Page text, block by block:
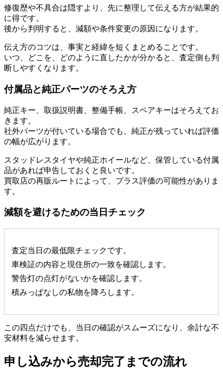
修復歴や不具合は隠すより、先に整理して伝える方が結果的
に得です。
後から判明すると、減額や条件変更の原因になります。
伝え方のコツは、事実と経緯を短くまとめることです。
いつ、どこを、どのように直したかが分かると、査定側も判
断しやすくなります。
付属品と純正パーツのそろえ方
純正キー、取扱説明書、整備手帳、スペアキーはそろえてお
きます。
社外パーツが付いている場合でも、純正が残っていれば評価
の幅が広がります。
スタッドレスタイヤや純正ホイールなど、保管している付属
品があれば申告しておくと良いです。
買取店の再販ルートによって、プラス評価の可能性がありま
す。
減額を避けるための当日チェック
査定当日の最低限チェックです。
車検証の内容と現住所の一致を確認します。
警告灯の点灯がないかを確認します。
積みっぱなしの私物を降ろします。
この四点だけでも、当日の確認がスムーズになり、余計な不
安材料を減らせます。
申し込みから売却完了までの流れ